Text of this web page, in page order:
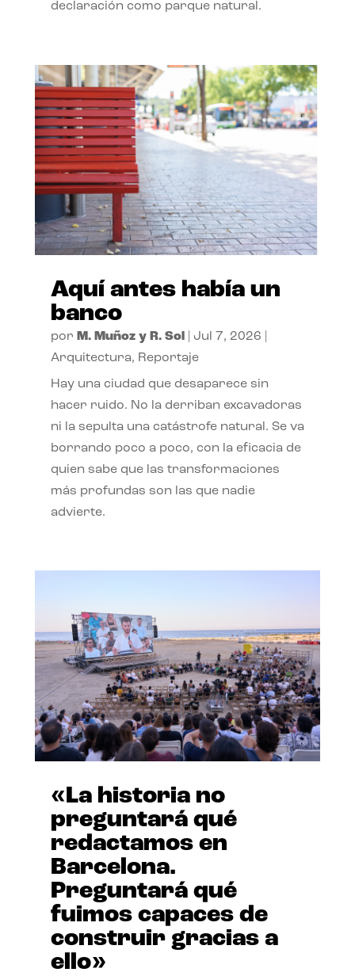
declaración como parque natural.
Aquí antes había un
banco
por M. Muñoz y R. Sol Jul 7, 2026
Arquitectura, Reportaje
Hay una ciudad que desaparece sin
hacer ruido. No la derriban excavadoras
ni la sepulta una catástrofe natural. Se va
borrando poco a poco, con la eficacia de
quien sabe que las transformaciones
más profundas son las que nadie
advierte.
«La historia no
preguntará qué
redactamos en
Barcelona.
Preguntará qué
fuimos capaces de
construir gracias a
ello»